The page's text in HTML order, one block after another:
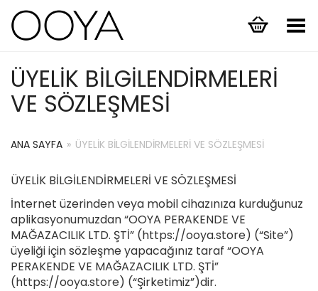
Menüyü Aç/Kapat
ÜYELIK BILGILENDIRMELERI
VE SÖZLEŞMESI
ANA SAYFA » ÜYELIK BILGILENDIRMELERI VE SÖZLEŞMESI
ÜYELİK BİLGİLENDİRMELERİ VE SÖZLEŞMESİ
İnternet üzerinden veya mobil cihazınıza kurduğunuz
aplikasyonumuzdan “OOYA PERAKENDE VE
MAĞAZACILIK LTD. ŞTİ” (https://ooya.store) (“Site”)
üyeliği için sözleşme yapacağınız taraf “OOYA
PERAKENDE VE MAĞAZACILIK LTD. ŞTİ”
(https://ooya.store) (“Şirketimiz”)dir.